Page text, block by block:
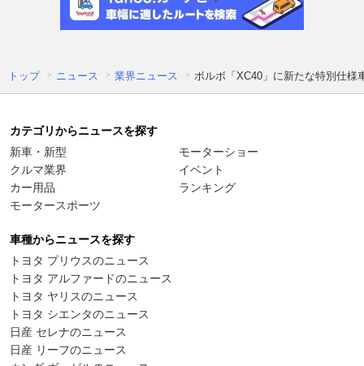
トップ ニュース 業界ニュース ボルボ「XC40」に新たな特別仕様
カテゴリからニュースを探す
新車・新型
クルマ業界
カー用品
モータースポーツ
モーターショー
イベント
ランキング
車種からニュースを探す
トヨタ プリウスのニュース
トヨタ アルファードのニュース
トヨタ ヤリスのニュース
トヨタ シエンタのニュース
日産 セレナのニュース
日産 リーフのニュース